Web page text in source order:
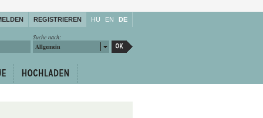
REGISTRIEREN HU EN DE
Suche nach:
Allgemein